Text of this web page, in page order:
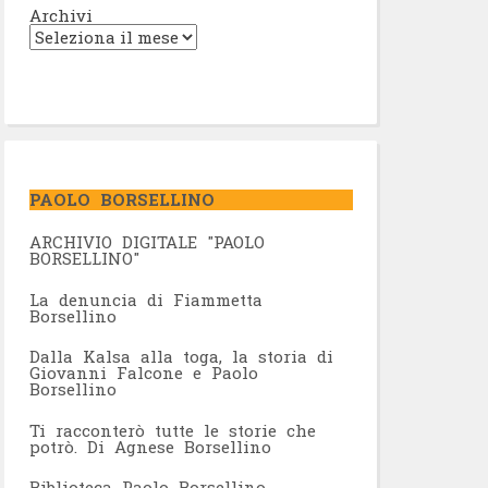
Archivi
PAOLO BORSELLINO
ARCHIVIO DIGITALE "PAOLO
BORSELLINO"
La denuncia di Fiammetta
Borsellino
Dalla Kalsa alla toga, la storia di
Giovanni Falcone e Paolo
Borsellino
Ti racconterò tutte le storie che
potrò. Di Agnese Borsellino